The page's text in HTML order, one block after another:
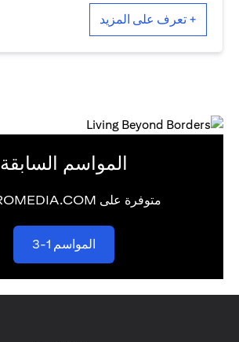
+ تعرف على المزيد
المواسم السابقة
متوفرة على GZEROMEDIA.COM
المواسم 1-3